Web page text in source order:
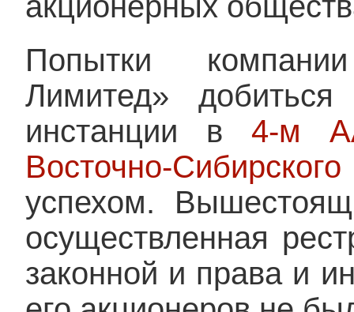
Попытки
Лимитед»
инстанции в 4-м
Восточно-
успехом.
осуществленная
законной и права и